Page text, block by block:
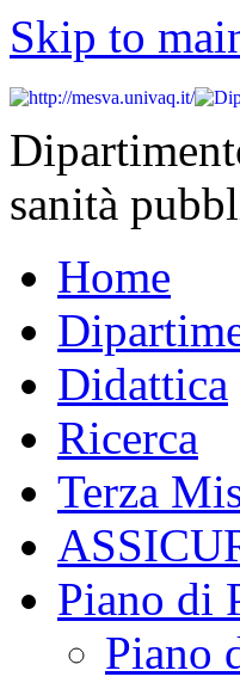
Skip to
sanità
Home
Didattica
Ricerca
Terza
Piano di
Piano